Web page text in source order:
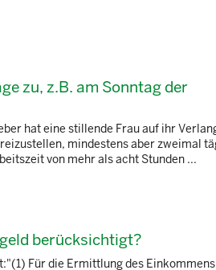
zu, z.B. am Sonntag der
hat eine stillende Frau auf ihr
mindestens aber zweimal
von mehr als acht Stunden ...
berücksichtigt?
Für die Ermittlung des